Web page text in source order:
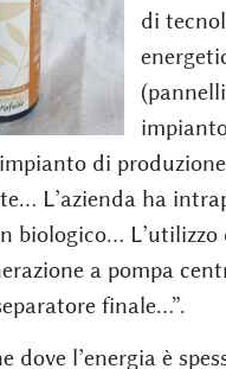
di
di produzione
L’azienda ha
biologico…
a pompa
finale…”.
dove l’energia è